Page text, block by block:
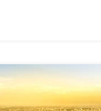
Đáng chú ý là
động sản Bàu
Mới Bình